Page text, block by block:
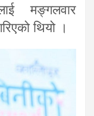
मङ्गलवार
थियो ।